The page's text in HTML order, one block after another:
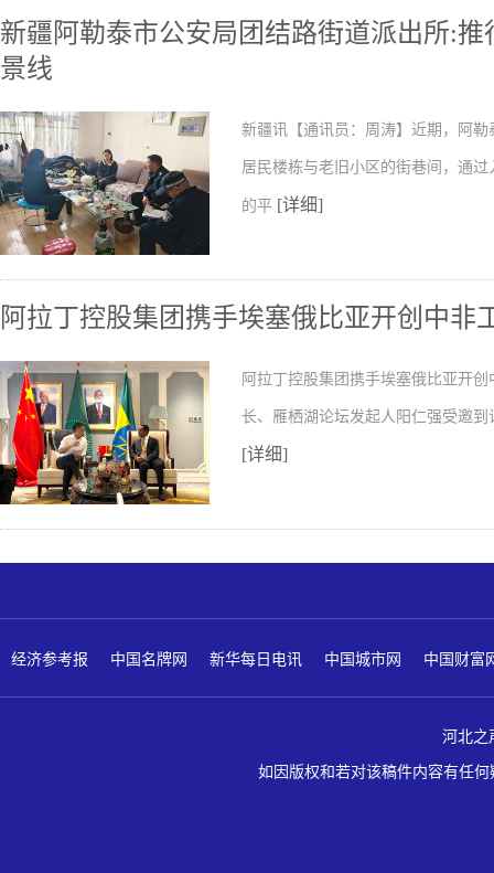
新疆阿勒泰市公安局团结路街道派出所:推
景线
新疆讯【通讯员：周涛】近期，阿
居民楼栋与老旧小区的街巷间，通
的平 [详细]
阿拉丁控股集团携手埃塞俄比亚开创中非
阿拉丁控股集团携手埃塞俄比亚开
长、雁栖湖论坛发起人阳仁强受邀
[详细]
经济参考报 中国名牌网 新华每日电讯 中国城市网 中国财富
河北之
如因版权和若对该稿件内容有任